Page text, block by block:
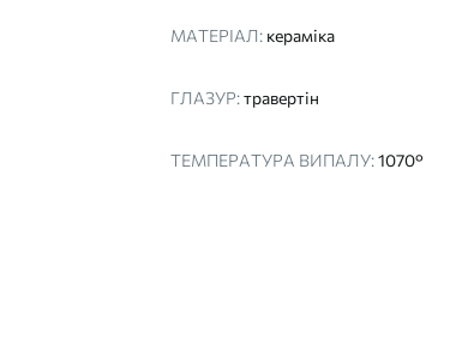
МАТЕРІАЛ: кераміка
ГЛАЗУР:травертін
ТЕМПЕРАТУРА ВИПАЛУ:1070°